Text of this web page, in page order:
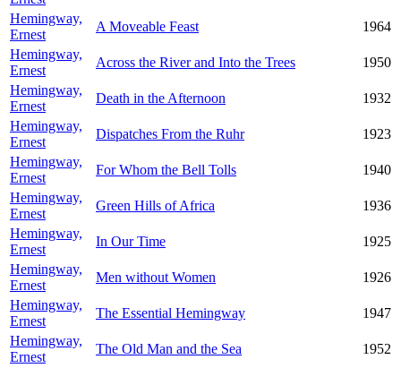
Hemingway,
Ernest
A Moveable Feast
1964
Hemingway,
Ernest
Across the River and Into the Trees
1950
Hemingway,
Ernest
Death in the Afternoon
1932
Hemingway,
Ernest
Dispatches From the Ruhr
1923
Hemingway,
Ernest
For Whom the Bell Tolls
1940
Hemingway,
Ernest
Green Hills of Africa
1936
Hemingway,
Ernest
In Our Time
1925
Hemingway,
Ernest
Men without Women
1926
Hemingway,
Ernest
The Essential Hemingway
1947
Hemingway,
Ernest
The Old Man and the Sea
1952